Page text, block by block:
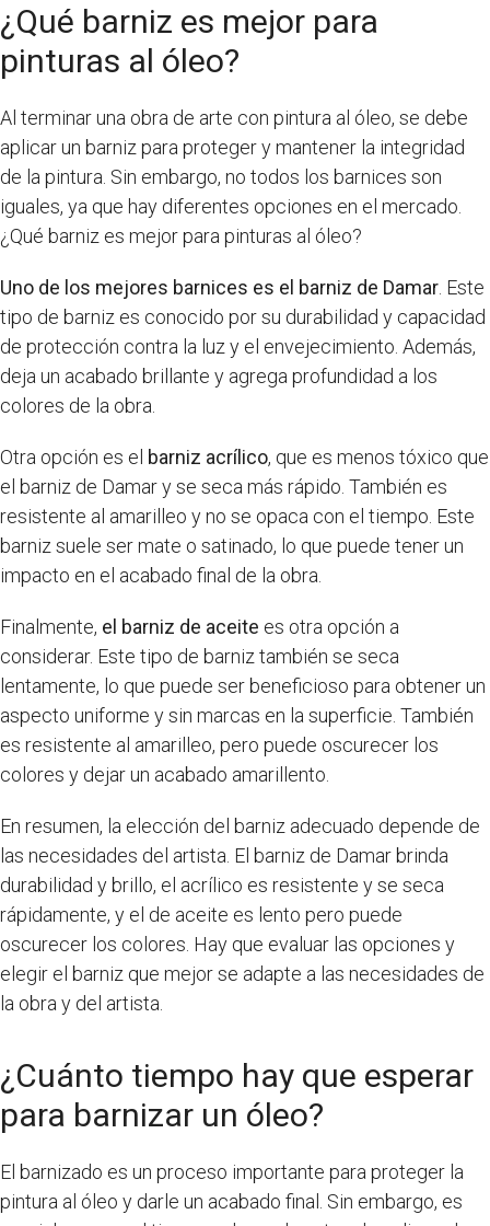
¿Qué barniz es mejor para
pinturas al óleo?
Al terminar una obra de arte con pintura al óleo, se debe
aplicar un barniz para proteger y mantener la integridad
de la pintura. Sin embargo, no todos los barnices son
iguales, ya que hay diferentes opciones en el mercado.
¿Qué barniz es mejor para pinturas al óleo?
Uno de los mejores barnices es el barniz de Damar . Este
tipo de barniz es conocido por su durabilidad y capacidad
de protección contra la luz y el envejecimiento. Además,
deja un acabado brillante y agrega profundidad a los
colores de la obra.
Otra opción es el barniz acrílico, que es menos tóxico que
el barniz de Damar y se seca más rápido. También es
resistente al amarilleo y no se opaca con el tiempo. Este
barniz suele ser mate o satinado, lo que puede tener un
impacto en el acabado final de la obra.
Finalmente, el barniz de aceite es otra opción a
considerar. Este tipo de barniz también se seca
lentamente, lo que puede ser beneficioso para obtener un
aspecto uniforme y sin marcas en la superficie. También
es resistente al amarilleo, pero puede oscurecer los
colores y dejar un acabado amarillento.
En resumen, la elección del barniz adecuado depende de
las necesidades del artista. El barniz de Damar brinda
durabilidad y brillo, el acrílico es resistente y se seca
rápidamente, y el de aceite es lento pero puede
oscurecer los colores. Hay que evaluar las opciones y
elegir el barniz que mejor se adapte a las necesidades de
la obra y del artista.
¿Cuánto tiempo hay que esperar
para barnizar un óleo?
El barnizado es un proceso importante para proteger la
pintura al óleo y darle un acabado final. Sin embargo, es